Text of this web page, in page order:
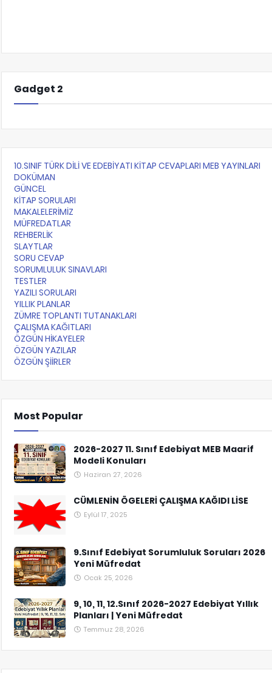
Gadget 2
10.SINIF TÜRK DİLİ VE EDEBİYATI KİTAP CEVAPLARI MEB YAYINLARI
DOKÜMAN
GÜNCEL
KİTAP SORULARI
MAKALELERİMİZ
MÜFREDATLAR
REHBERLİK
SLAYTLAR
SORU CEVAP
SORUMLULUK SINAVLARI
TESTLER
YAZILI SORULARI
YILLIK PLANLAR
ZÜMRE TOPLANTI TUTANAKLARI
ÇALIŞMA KAĞITLARI
ÖZGÜN HİKAYELER
ÖZGÜN YAZILAR
ÖZGÜN ŞİİRLER
Most Popular
2026-2027 11. Sınıf Edebiyat MEB Maarif
Modeli Konuları
Haziran 27, 2026
CÜMLENİN ÖGELERİ ÇALIŞMA KAĞIDI LİSE
Eylül 17, 2025
9.Sınıf Edebiyat Sorumluluk Soruları 2026
Yeni Müfredat
Ocak 25, 2026
9, 10, 11, 12.Sınıf 2026-2027 Edebiyat Yıllık
Planları | Yeni Müfredat
Temmuz 28, 2026